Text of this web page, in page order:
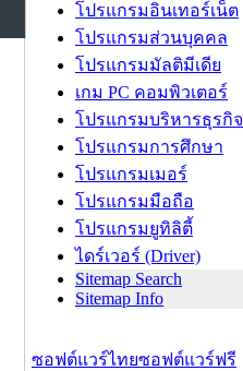
โปรแกรมอินเทอร์เน็ต
โปรแกรมส่วนบุคคล
โปรแกรมมัลติมีเดีย
เกม PC คอมพิวเตอร์
โปรแกรมบริหารธุรกิจ
โปรแกรมการศึกษา
โปรแกรมเมอร์
โปรแกรมมือถือ
โปรแกรมยูทิลิตี้
ไดร์เวอร์ (Driver)
Sitemap Search
Sitemap Info
ซอฟต์แวร์ไทยซอฟต์แวร์ฟรี